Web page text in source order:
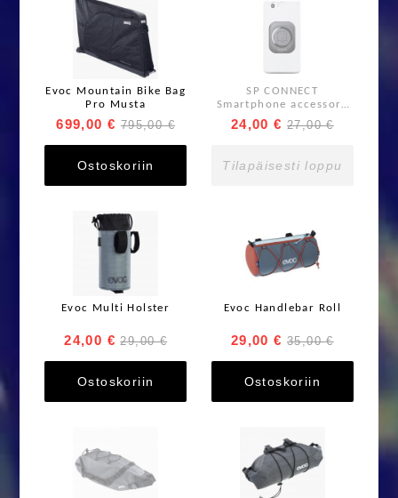
Evoc Mountain Bike Bag
Pro Musta
699,00 € 795,00 €
Ostoskoriin
SP CONNECT
Smartphone accessory
Universal Interface
SPC+
24,00 € 27,00 €
Tilapäisesti loppu
Evoc Multi Holster
24,00 € 29,00 €
Ostoskoriin
Evoc Handlebar Roll
29,00 € 35,00 €
Ostoskoriin